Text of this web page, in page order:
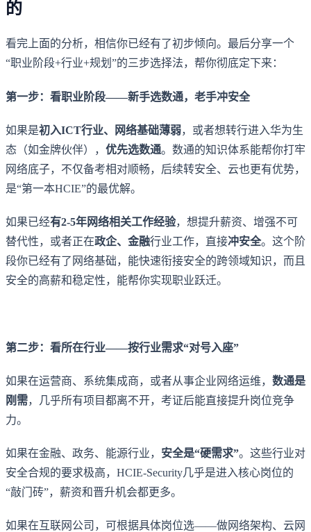
的
看完上面的分析，相信你已经有了初步倾向。最后分享一个
“职业阶段+行业+规划”的三步选择法，帮你彻底定下来：
第一步：看职业阶段——新手选数通，老手冲安全
如果是初入ICT行业、网络基础薄弱，或者想转行进入华为生
态（如金牌伙伴）， 优先选数通。数通的知识体系能帮你打牢
网络底子，不仅备考相对顺畅，后续转安全、云也更有优势，
是“第一本HCIE”的最优解。
如果已经有2-5年网络相关工作经验，想提升薪资、增强不可
替代性，或者正在政企、金融行业工作，直接冲安全。这个阶
段你已经有了网络基础，能快速衔接安全的跨领域知识，而且
安全的高薪和稳定性，能帮你实现职业跃迁。
第二步：看所在行业——按行业需求“对号入座”
如果在运营商、系统集成商，或者从事企业网络运维， 数通是
刚需，几乎所有项目都离不开，考证后能直接提升岗位竞争
力。
如果在金融、政务、能源行业， 安全是“硬需求”。这些行业对
安全合规的要求极高，HCIE-Security几乎是进入核心岗位的
“敲门砖”，薪资和晋升机会都更多。
如果在互联网公司，可根据具体岗位选——做网络架构、云网